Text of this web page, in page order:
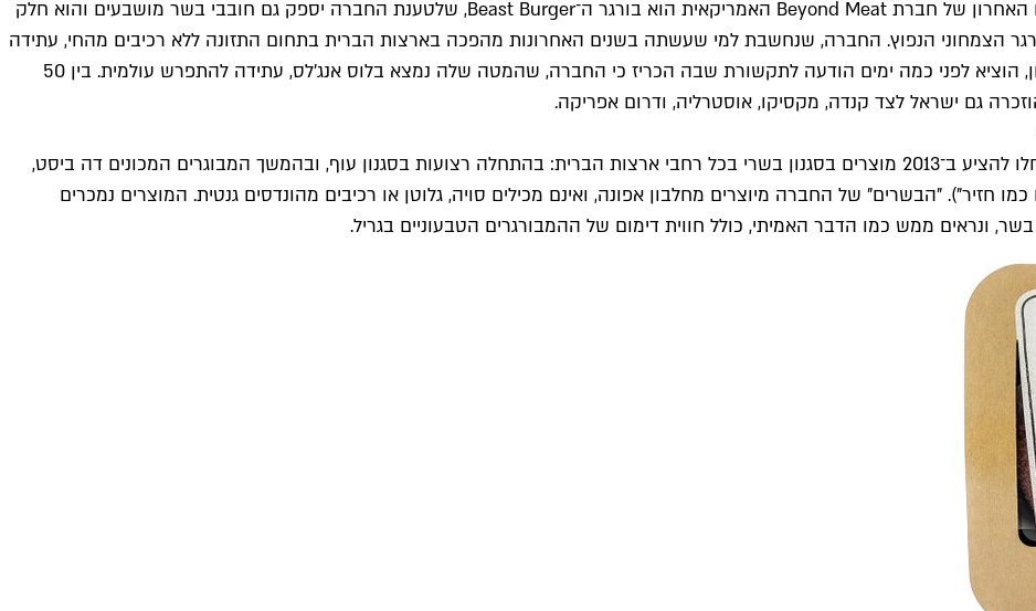
טבעונים אוכלים חיה, ליתר דיוק טורפים את הביסט: הפיתוח האחרון של חברת Beyond Meat האמריקאית הוא בורגר ה־Beast Burger, שלטענת החברה יספק גם חובבי בשר מושבעים והוא חלק
הצמחוני הנפוץ. החברה, שנחשבת למי שעשתה בשנים האחרונות מהפכה בארצות הברית בתחום התזונה ללא רכיבים מהחי, עתידה
להגיע בקרוב לארץ. המנכ"ל והמייסד של החברה, איתן בראון, הוציא לפני כמה ימים הודעה לתקשורת שבה הכריז כי החברה, שהמטה שלה נמצא בלוס אנג'לס, עתידה להתפרש עולמית. בין 50
גם ישראל לצד קנדה, מקסיקו, אוסטרליה, ודרום אפריקה.
ארבע שנים של פיתוח מוצר הביאו לכך ש-Beyond Meatהחלו להציע ב־2013 מוצרים בסגנון בשרי בכל רחבי ארצות הברית: בהתחלה רצועות בסגנון עוף, ובהמשך המבוגרים המכונים דה ביסט,
כמו חזיר"). "הבשרים" של החברה מיוצרים מחלבון אפונה, ואינם מכילים סויה, גלוטן או רכיבים מהונדסים גנטית. המוצרים נמכרים
ונראים ממש כמו הדבר האמיתי, כולל חווית דימום של ההמבורגרים הטבעוניים בגריל.